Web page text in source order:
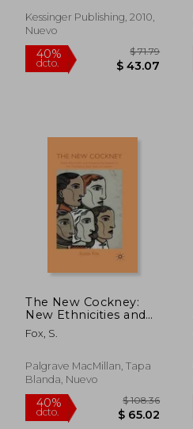
40%
principles of lindsley's
takigrafy (1892) (en
Kessinger Publishing, 2010,
Nuevo
The New Cockney:
New Ethnicities and
Adolescent Speech in
the Traditional East
Inglés)
Fox, S.
Palgrave MacMillan, Tapa
Blanda, Nuevo